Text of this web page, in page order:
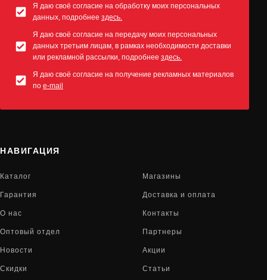
Я даю своё согласие на обработку моих персональных
данных, подробнее здесь.
Я даю своё согласие на передачу моих персональных
данных третьим лицам, в рамках необходимости доставки
или рекламной рассылки, подробнее здесь.
Я даю своё согласие на получение рекламных материалов
по e-mail
НАВИГАЦИЯ
Каталог Магазины
Гарантия Доставка и оплата
О нас Контакты
Оптовый отдел Партнеры
Новости Акции
Скидки Статьи